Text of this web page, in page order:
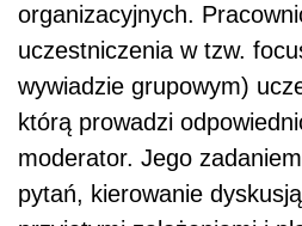
organizacyjnych.
uczestniczenia w tzw.
wywiadzie grupowym)
którą prowadzi
moderator. Jego
pytań, kierowanie